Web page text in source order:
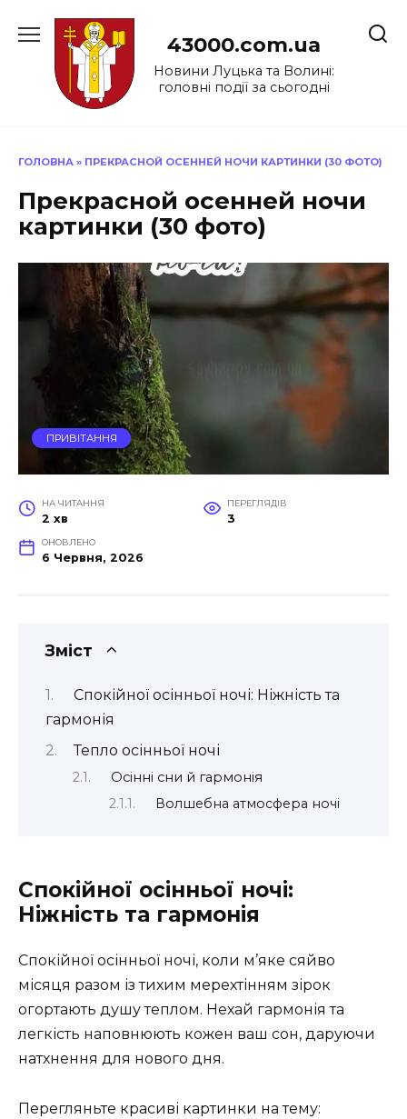
до
43000.com.ua
Новини Луцька та Волині:
головні події за сьогодні
ГОЛОВНА » ПРЕКРАСНОЙ ОСЕННЕЙ НОЧИ КАРТИНКИ (30 ФОТО)
Прекрасной осенней ночи
картинки (30 фото)
ПРИВІТАННЯ
НА ЧИТАННЯ
2 хв
ПЕРЕГЛЯДІВ
3
ОНОВЛЕНО
6 Червня, 2026
Зміст
Спокійної осінньої ночі: Ніжність та
гармонія
Тепло осінньої ночі
Осінні сни й гармонія
Волшебна атмосфера ночі
Спокійної осінньої ночі:
Ніжність та гармонія
Спокійної осінньої ночі, коли м’яке сяйво
місяця разом із тихим мерехтінням зірок
огортають душу теплом. Нехай гармонія та
легкість наповнюють кожен ваш сон, даруючи
натхнення для нового дня.
Перегляньте красиві картинки на тему: